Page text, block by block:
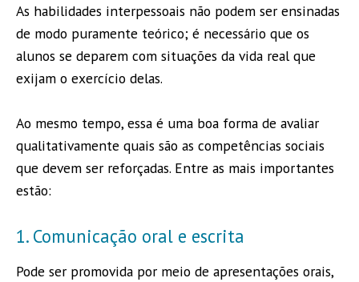
As habilidades interpessoais não podem ser ensinadas
de modo puramente teórico; é necessário que os
alunos se deparem com situações da vida real que
exijam o exercício delas.
Ao mesmo tempo, essa é uma boa forma de avaliar
qualitativamente quais são as competências sociais
que devem ser reforçadas. Entre as mais importantes
estão:
1. Comunicação oral e escrita
Pode ser promovida por meio de apresentações orais,